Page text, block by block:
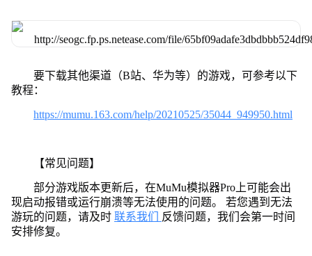
要下载其他渠道（B站、华为等）的游戏，可参考以下
教程：
https://mumu.163.com/help/20210525/35044_949950.html
【常见问题】
部分游戏版本更新后，在MuMu模拟器Pro上可能会出
现启动报错或运行崩溃等无法使用的问题。 若您遇到无法
游玩的问题，请及时 联系我们
反馈问题，我们会第一时间
安排修复。